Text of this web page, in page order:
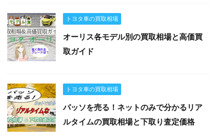
トヨタ車の買取相場
オーリス各モデル別の買取相場と高価買
取ガイド
トヨタ車の買取相場
パッソを売る！ネットのみで分かるリア
ルタイムの買取相場と下取り査定価格